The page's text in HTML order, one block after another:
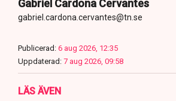
Gabriel Cardona Cervantes
gabriel.cardona.cervantes@tn.se
Publicerad: 6 aug 2026, 12:35
Uppdaterad: 7 aug 2026, 09:58
LÄS ÄVEN